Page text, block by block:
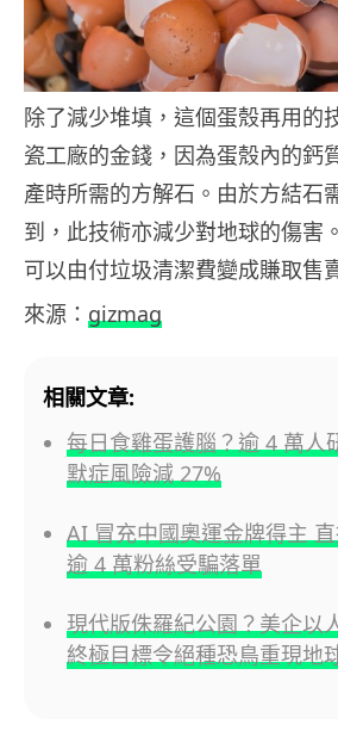
除了減少堆填，這個蛋殼再用的
瓷工廠的金錢，因為蛋殼內的鈣
產時所需的方解石。由於方結石
到，此技術亦減少對地球的傷害
可以由付垃圾清潔費變成賺取售
來源： gizmag
相關文章:
每日食雞蛋護腦？逾 4 萬人
默症風險減 27%
AI 冒充中國奧運金牌得主
逾 4 萬粉絲受騙落單
現代版侏羅紀公園？美企以
終極目標令絕種恐鳥重現地